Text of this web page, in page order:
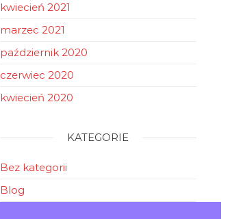
kwiecień 2021
marzec 2021
październik 2020
czerwiec 2020
kwiecień 2020
KATEGORIE
Bez kategorii
Blog